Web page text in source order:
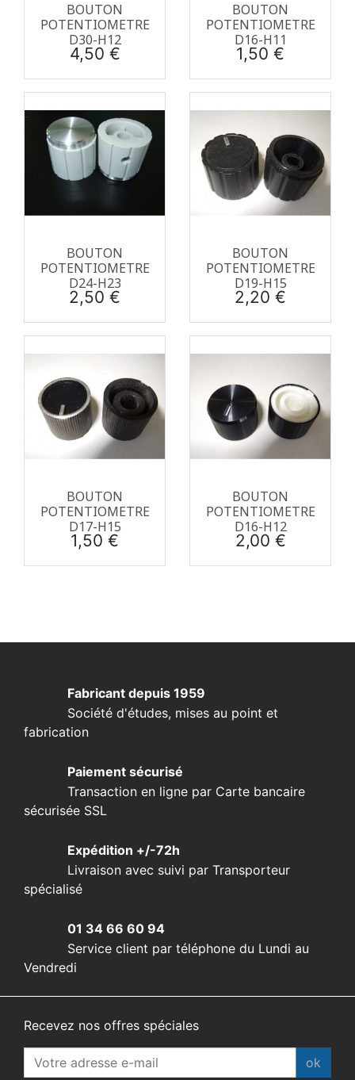
BOUTON
POTENTIOMETRE
D30-H12
Prix
4,50 €
BOUTON
POTENTIOMETRE
D16-H11
Prix
1,50 €
BOUTON
POTENTIOMETRE
D24-H23
Prix
2,50 €
BOUTON
POTENTIOMETRE
D19-H15
Prix
2,20 €
BOUTON
POTENTIOMETRE
D17-H15
Prix
1,50 €
BOUTON
POTENTIOMETRE
D16-H12
Prix
2,00 €
Fabricant depuis 1959
Société d'études, mises au point et
fabrication
Paiement sécurisé
Transaction en ligne par Carte bancaire
sécurisée SSL
Expédition +/-72h
Livraison avec suivi par Transporteur
spécialisé
01 34 66 60 94
Service client par téléphone du Lundi au
Vendredi
Recevez nos offres spéciales
ok